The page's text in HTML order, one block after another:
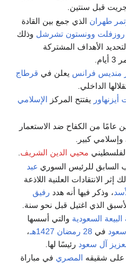
قبل سنتين.
طهران الذي جمع بين القادة
روزفلت وونستون تشرشل وذلك
الأهداف المشتركة
منديس فرانس يعلن في قرطاج
الداخلي.
أيزنهاور يفتتح المركز الإسلامي
عامًا من الكفاح ضد الاستعمار
كبير.
محيي الدين الشريف
السابق للرئيس السوري عبد
إثر الانتقادات العلنية اللاذعة
، وذكر فيها أنه هدد رفيق
الذي اغتيل قبل نحو سنة.
البيعة السعودية والتي أسسها
سعود في 28 رمضان 1427هـ
،
آل سعود رئيسًا لها.
على شقيقه المصري في مباراة